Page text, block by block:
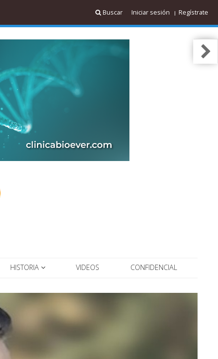
Buscar Iniciar sesión Regístrate
HISTORIA VIDEOS CONFIDENCIAL